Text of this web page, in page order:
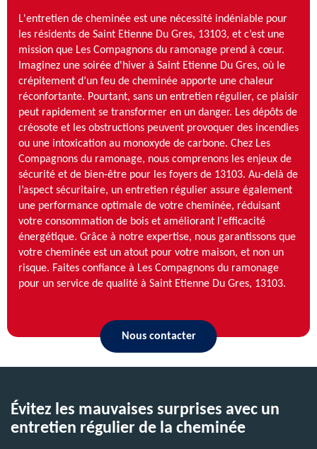
L'entretien de cheminée est une nécessité indéniable pour
les résidents de Saint Etienne Du Gres, 13103, et c’est une
mission que Les Compagnons du ramonage prend à cœur.
Imaginez une soirée d'hiver à Saint Etienne Du Gres, où le
crépitement d’un feu de cheminée apporte une chaleur
réconfortante. Pourtant, sans un entretien régulier, ce plaisir
peut rapidement se transformer en un danger. Les dépôts de
créosote et les obstructions peuvent provoquer des incendies
ou une intoxication au monoxyde de carbone. Chez Les
Compagnons du ramonage, nous comprenons les enjeux de
sécurité et de bien-être pour les foyers de 13103. Au-delà de
l’aspect sécuritaire, un entretien régulier assure également
une performance optimale de votre cheminée, réduisant
votre consommation de bois et améliorant l'efficacité
énergétique. Grâce à notre expertise, nous garantissons que
votre cheminée est un atout pour votre maison, et non un
risque. Faites confiance à Les Compagnons du ramonage
pour un service de qualité à Saint Etienne Du Gres, 13103.
Nous contacter
Évitez les mauvaises surprises avec un
entretien régulier de la cheminée